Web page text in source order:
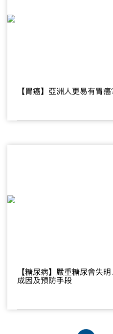
【胃癌】亞洲人更易有胃
【糖尿病】嚴重糖尿會失
成因及預防手段